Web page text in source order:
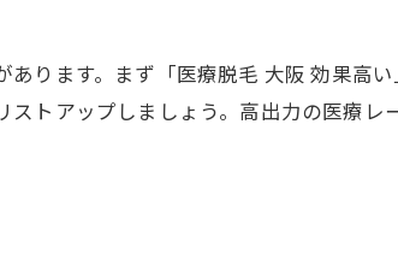
毛体験ガイド
ります。まず「医療脱毛 大阪 効果高
トアップしましょう。高出力の医療レ
予約
予約